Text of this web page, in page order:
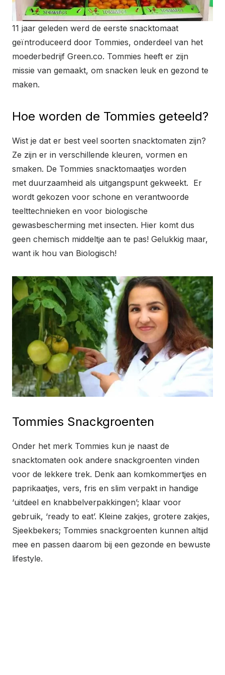
11 jaar geleden werd de eerste snacktomaat
geïntroduceerd door Tommies, onderdeel van het
moederbedrijf Green.co. Tommies heeft er zijn
missie van gemaakt, om snacken leuk en gezond te
maken.
Hoe worden de Tommies geteeld?
Wist je dat er best veel soorten snacktomaten zijn?
Ze zijn er in verschillende kleuren, vormen en
smaken. De Tommies snacktomaatjes worden
met duurzaamheid als uitgangspunt gekweekt. Er
wordt gekozen voor schone en verantwoorde
teelttechnieken en voor biologische
gewasbescherming met insecten. Hier komt dus
geen chemisch middeltje aan te pas! Gelukkig maar,
want ik hou van Biologisch!
Tommies Snackgroenten
Onder het merk Tommies kun je naast de
snacktomaten ook andere snackgroenten vinden
voor de lekkere trek. Denk aan komkommertjes en
paprikaatjes, vers, fris en slim verpakt in handige
‘uitdeel en knabbelverpakkingen’; klaar voor
gebruik, ‘ready to eat’. Kleine zakjes, grotere zakjes,
Sjeekbekers; Tommies snackgroenten kunnen altijd
mee en passen daarom bij een gezonde en bewuste
lifestyle.